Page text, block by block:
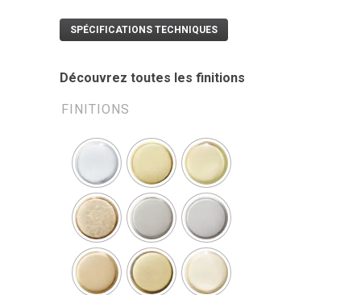
SPÉCIFICATIONS TECHNIQUES
Découvrez toutes les finitions
FINITIONS